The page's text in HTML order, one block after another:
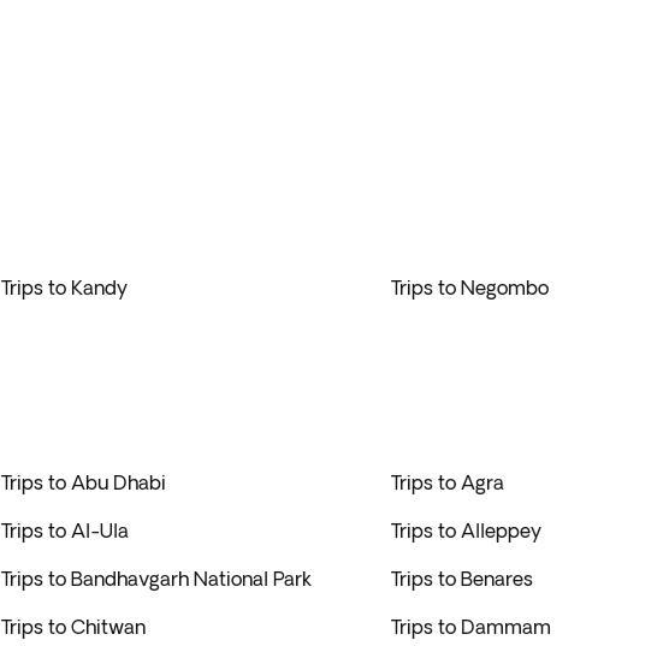
Trips to Kandy Trips to Negombo
Trips to Abu Dhabi Trips to Agra
Trips to Al-Ula Trips to Alleppey
Trips to Bandhavgarh National Park Trips to Benares
Trips to Chitwan Trips to Dammam